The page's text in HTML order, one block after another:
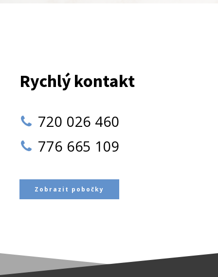
Rychlý kontakt
720 026 460
776 665 109
Zobrazit pobočky